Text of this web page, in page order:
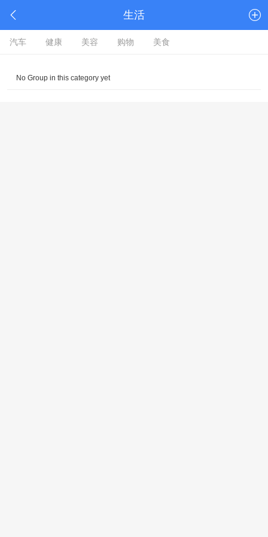
生活
汽车 健康 美容 购物 美食
No Group in this category yet